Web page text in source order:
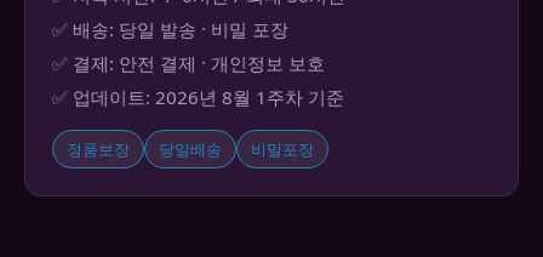
✅ 배송: 당일 발송 · 비밀 포장
✅ 결제: 안전 결제 · 개인정보 보호
✅ 업데이트: 2026년 8월 1주차 기준
정품보장 당일배송 비밀포장